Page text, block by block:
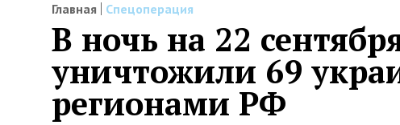
Главная Спецоперация
В ночь на 22
уничтожили 69
регионами РФ